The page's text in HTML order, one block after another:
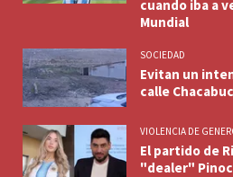
cuando iba a
Mundial
SOCIEDAD
Evitan un
calle
VIOLENCIA DE
El partido de
"dealer"